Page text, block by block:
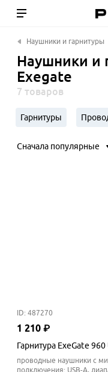
Наушники и гарнитуры
Наушники и
Exegate
7 товаров
Гарнитуры
Сначала популярные
ID: 487270
1 210 ₽
Гарнитура ExeGate 960
проводные наушники с
подключения: USB-A,